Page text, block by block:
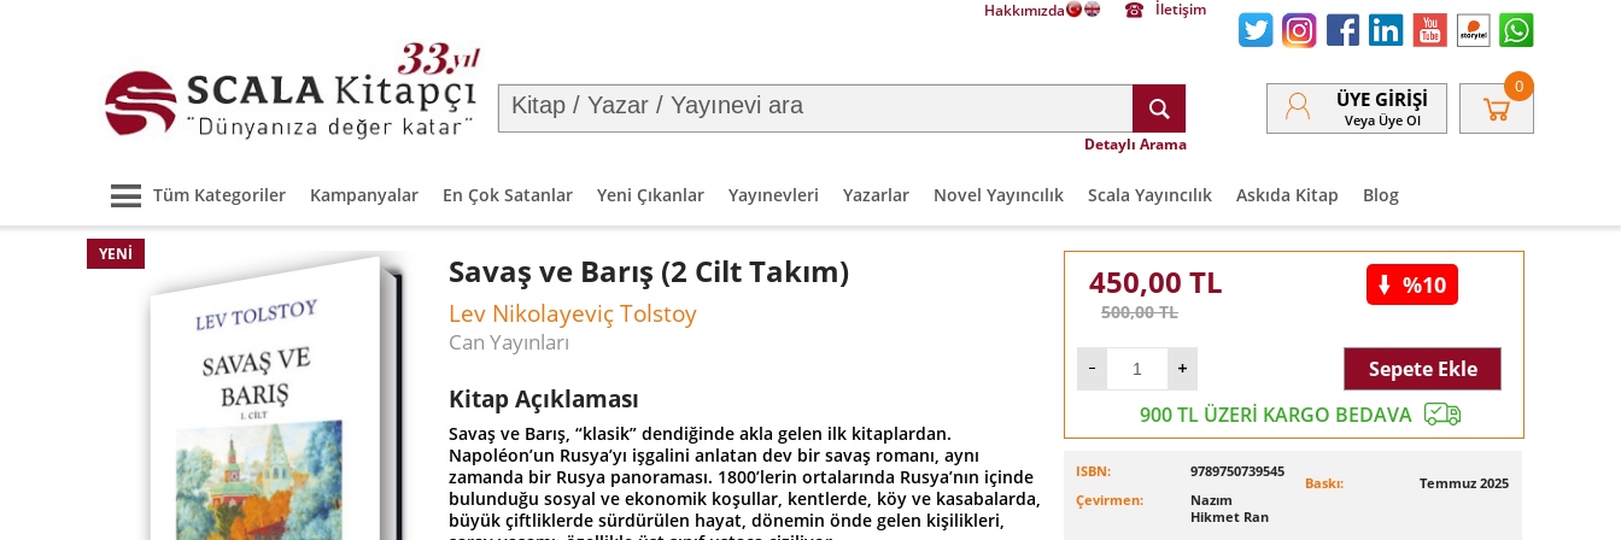
Hakkımızda İletişim
Detaylı Arama
ÜYE GIRIŞI
Veya Üye Ol
0
Tüm Kategoriler Kampanyalar En Çok Satanlar Yeni Çıkanlar Yayınevleri Yazarlar Novel Yayıncılık Scala Yayıncılık Askıda Kitap Blog
YENI Savaş ve Barış (2 Cilt Takım)
Lev Nikolayeviç Tolstoy
Can Yayınları
Kitap Açıklaması
Savaş ve Barış, “klasik” dendiğinde akla gelen ilk kitaplardan.
Napoléon’un Rusya’yı işgalini anlatan dev bir savaş romanı, aynı
zamanda bir Rusya panoraması. 1800’lerin ortalarında Rusya’nın içinde
bulunduğu sosyal ve ekonomik koşullar, kentlerde, köy ve kasabalarda,
büyük çiftliklerde sürdürülen hayat, dönemin önde gelen kişilikleri,
450,00 TL
500,00TL
%10
Sepete Ekle
900 TL ÜZERİ KARGO BEDAVA
ISBN:
9789750739545
Çevirmen:
Nazım
Hikmet Ran
Baskı: Temmuz 2025